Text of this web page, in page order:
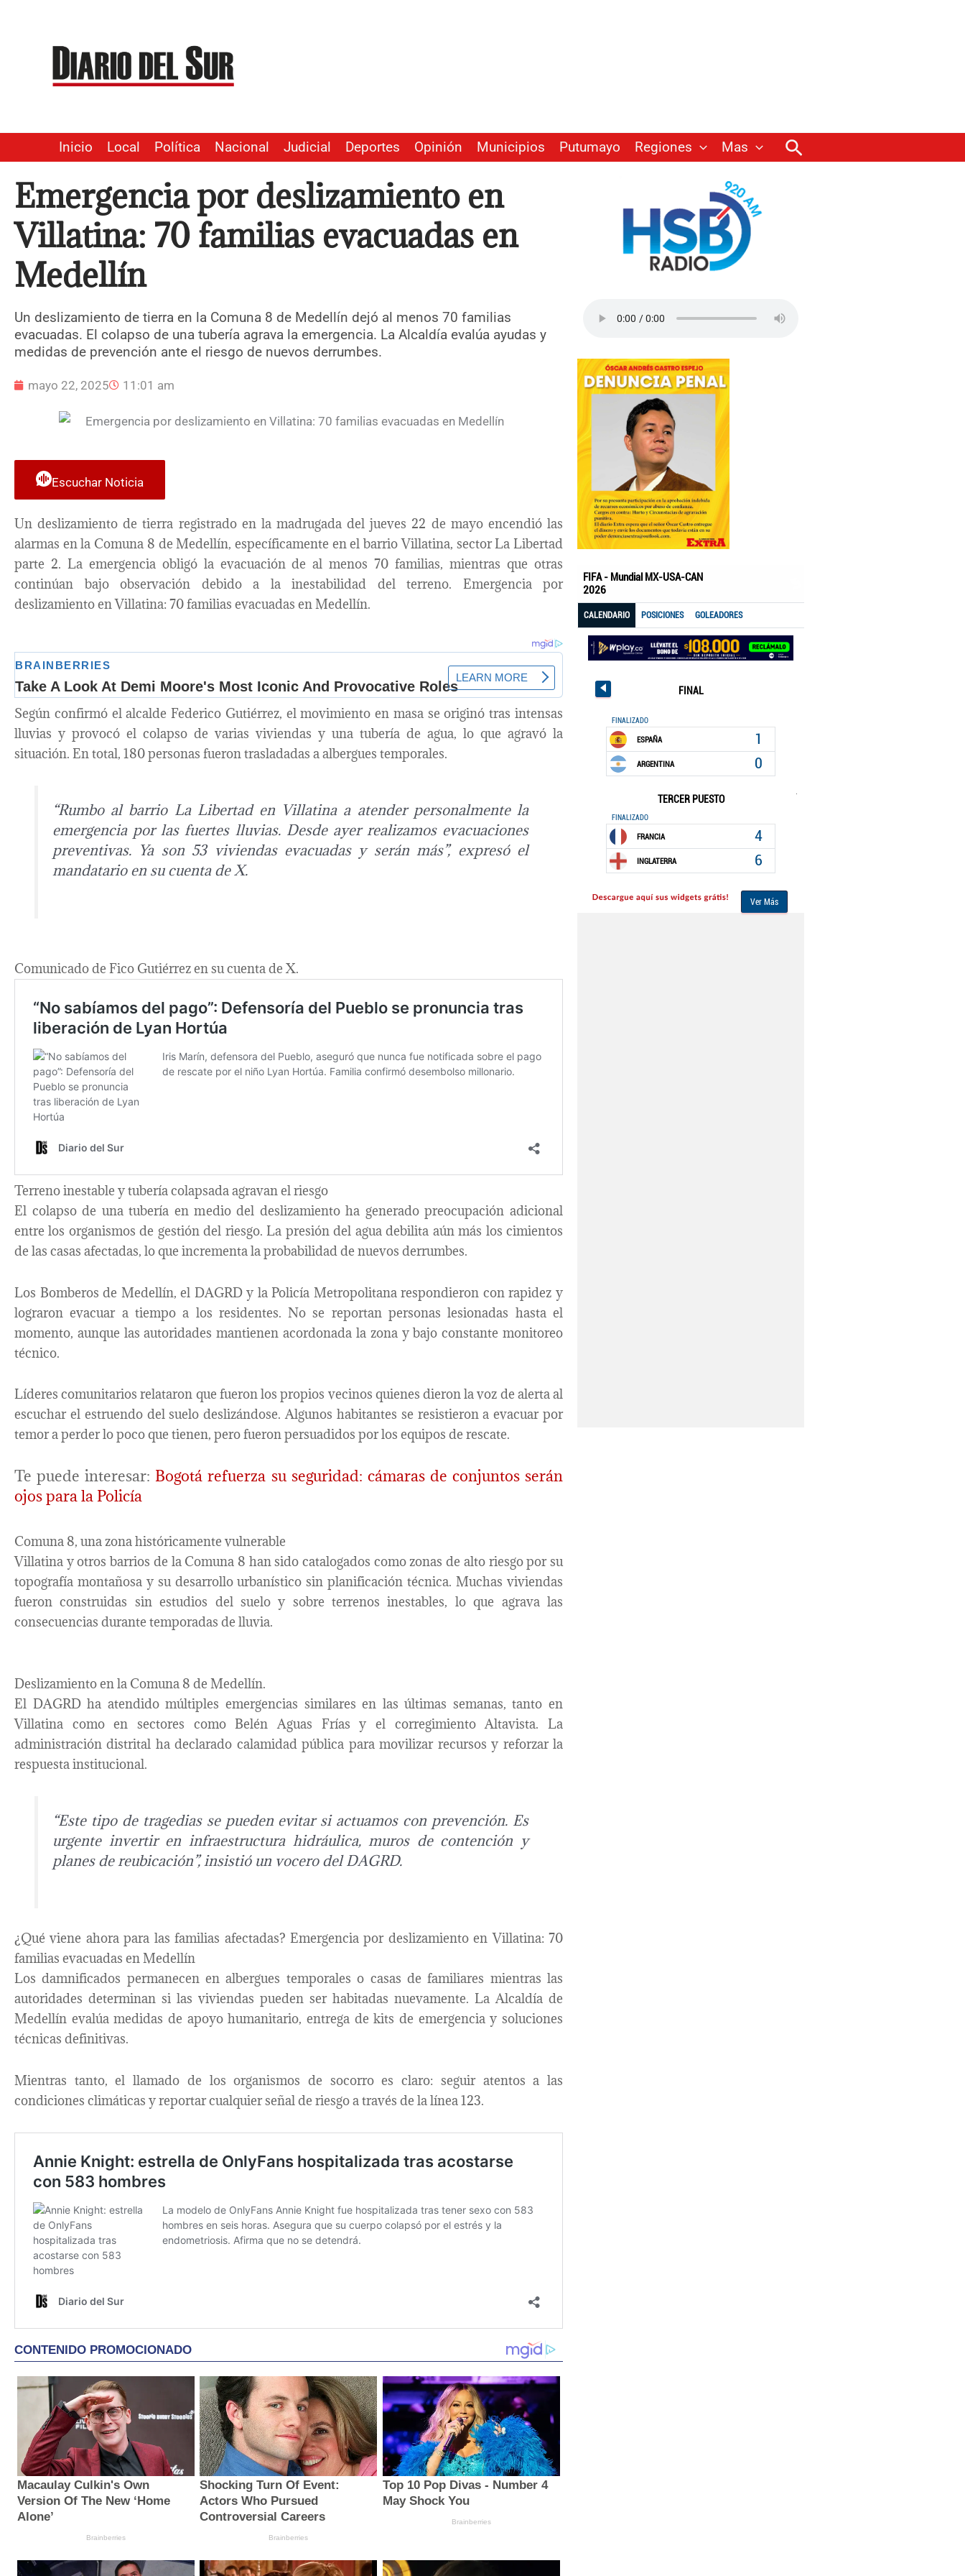
contenido
Inicio Local Política Nacional Judicial Deportes Opinión Municipios Putumayo Regiones Mas Buscar
Emergencia por deslizamiento en
Villatina: 70 familias evacuadas en
Medellín
Un deslizamiento de tierra en la Comuna 8 de Medellín dejó al menos 70 familias
evacuadas. El colapso de una tubería agrava la emergencia. La Alcaldía evalúa ayudas y
medidas de prevención ante el riesgo de nuevos derrumbes.
mayo 22, 2025 11:01 am
Escuchar Noticia
Un deslizamiento de tierra registrado en la madrugada del jueves 22 de mayo encendió las
alarmas en la Comuna 8 de Medellín, específicamente en el barrio Villatina, sector La Libertad
parte 2. La emergencia obligó la evacuación de al menos 70 familias, mientras que otras
continúan bajo observación debido a la inestabilidad del terreno. Emergencia por
deslizamiento en Villatina: 70 familias evacuadas en Medellín.
Según confirmó el alcalde Federico Gutiérrez, el movimiento en masa se originó tras intensas
lluvias y provocó el colapso de varias viviendas y una tubería de agua, lo que agravó la
situación. En total, 180 personas fueron trasladadas a albergues temporales.
“Rumbo al barrio La Libertad en Villatina a atender personalmente la
emergencia por las fuertes lluvias. Desde ayer realizamos evacuaciones
preventivas. Ya son 53 viviendas evacuadas y serán más”, expresó el
mandatario en su cuenta de X.
Comunicado de Fico Gutiérrez en su cuenta de X.
Terreno inestable y tubería colapsada agravan el riesgo
El colapso de una tubería en medio del deslizamiento ha generado preocupación adicional
entre los organismos de gestión del riesgo. La presión del agua debilita aún más los cimientos
de las casas afectadas, lo que incrementa la probabilidad de nuevos derrumbes.
Los Bomberos de Medellín, el DAGRD y la Policía Metropolitana respondieron con rapidez y
lograron evacuar a tiempo a los residentes. No se reportan personas lesionadas hasta el
momento, aunque las autoridades mantienen acordonada la zona y bajo constante monitoreo
técnico.
Líderes comunitarios relataron que fueron los propios vecinos quienes dieron la voz de alerta al
escuchar el estruendo del suelo deslizándose. Algunos habitantes se resistieron a evacuar por
temor a perder lo poco que tienen, pero fueron persuadidos por los equipos de rescate.
Te puede interesar: Bogotá refuerza su seguridad: cámaras de conjuntos serán
ojos para la Policía
Comuna 8, una zona históricamente vulnerable
Villatina y otros barrios de la Comuna 8 han sido catalogados como zonas de alto riesgo por su
topografía montañosa y su desarrollo urbanístico sin planificación técnica. Muchas viviendas
fueron construidas sin estudios del suelo y sobre terrenos inestables, lo que agrava las
consecuencias durante temporadas de lluvia.
Deslizamiento en la Comuna 8 de Medellín.
El DAGRD ha atendido múltiples emergencias similares en las últimas semanas, tanto en
Villatina como en sectores como Belén Aguas Frías y el corregimiento Altavista. La
administración distrital ha declarado calamidad pública para movilizar recursos y reforzar la
respuesta institucional.
“Este tipo de tragedias se pueden evitar si actuamos con prevención. Es
urgente invertir en infraestructura hidráulica, muros de contención y
planes de reubicación”, insistió un vocero del DAGRD.
¿Qué viene ahora para las familias afectadas? Emergencia por deslizamiento en Villatina: 70
familias evacuadas en Medellín
Los damnificados permanecen en albergues temporales o casas de familiares mientras las
autoridades determinan si las viviendas pueden ser habitadas nuevamente. La Alcaldía de
Medellín evalúa medidas de apoyo humanitario, entrega de kits de emergencia y soluciones
técnicas definitivas.
Mientras tanto, el llamado de los organismos de socorro es claro: seguir atentos a las
condiciones climáticas y reportar cualquier señal de riesgo a través de la línea 123.